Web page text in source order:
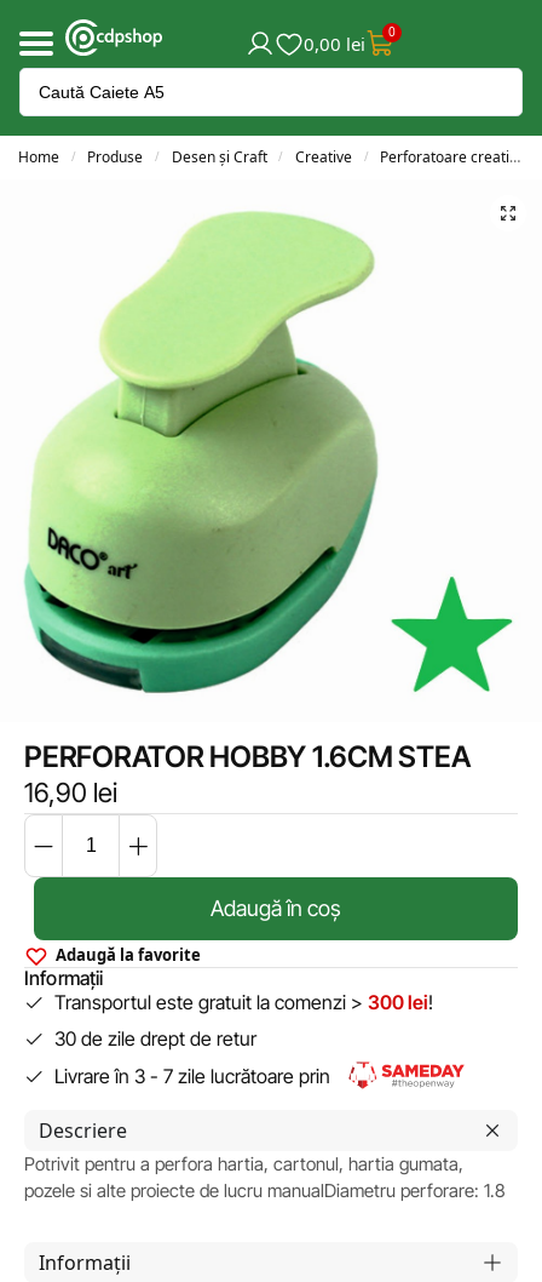
0,00 lei 0
Home / Produse / Desen și Craft / Creative / Perforatoare creative
PERFORATOR HOBBY 1.6CM STEA
16,90 lei
Adaugă în coș
Adaugă la favorite
Informații
Transportul este gratuit la comenzi > 300 lei!
30 de zile drept de retur
Livrare în 3 - 7 zile lucrătoare prin
Descriere
Potrivit pentru a perfora hartia, cartonul, hartia gumata,
pozele si alte proiecte de lucru manualDiametru perforare: 1.8
Informații